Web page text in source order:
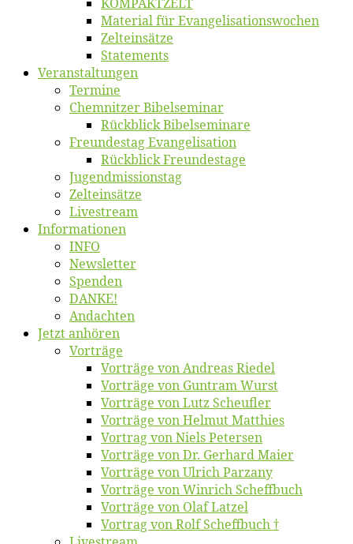
Ma­te­ri­al für Evangelisationswochen
Zelt­ein­sät­ze
State­ments
Ver­an­stal­tun­gen
Ter­mi­ne
Chemnit­zer Bibelseminar
Rück­blick Bibelseminare
Freun­des­tag Evangelisation
Rück­blick Freundestage
Jugend­mis­sions­tag
Zelt­ein­sät­ze
Live­stream
Informatio­nen
INFO
News­let­ter
Spen­den
DANKE!
An­dach­ten
Jetzt an­hö­ren
Vor­trä­ge
Vor­trä­ge von An­dre­as Riedel
Vor­trä­ge von Gun­tram Wurst
Vor­trä­ge von Lutz Scheufler
Vor­trä­ge von Hel­mut Matthies
Vor­trag von Niels Petersen
Vor­trä­ge von Dr. Ger­hard Maier
Vor­trä­ge von Ul­rich Parzany
Vor­trä­ge von Win­rich Scheffbuch
Vor­trä­ge von Olaf Latzel
Vor­trag von Rolf Scheffbuch †